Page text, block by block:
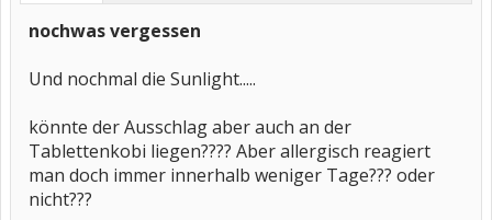
nochwas vergessen
Und nochmal die Sunlight.....
könnte der Ausschlag aber auch an der
Tablettenkobi liegen???? Aber allergisch reagiert
man doch immer innerhalb weniger Tage??? oder
nicht???